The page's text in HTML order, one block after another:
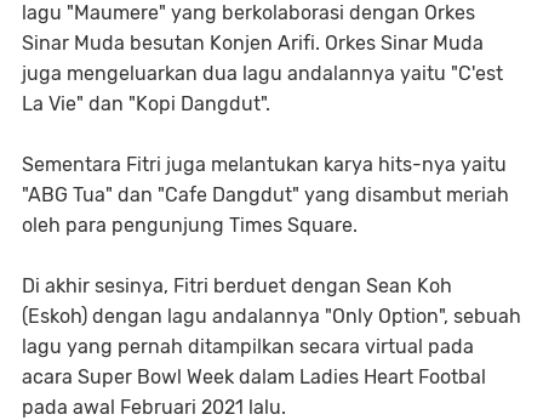
lagu "Maumere" yang berkolaborasi dengan Orkes
Sinar Muda besutan Konjen Arifi. Orkes Sinar Muda
juga mengeluarkan dua lagu andalannya yaitu "C'est
La Vie" dan "Kopi Dangdut".
Sementara Fitri juga melantukan karya hits-nya yaitu
"ABG Tua" dan "Cafe Dangdut" yang disambut meriah
oleh para pengunjung Times Square.
Di akhir sesinya, Fitri berduet dengan Sean Koh
(Eskoh) dengan lagu andalannya "Only Option", sebuah
lagu yang pernah ditampilkan secara virtual pada
acara Super Bowl Week dalam Ladies Heart Footbal
pada awal Februari 2021 lalu.